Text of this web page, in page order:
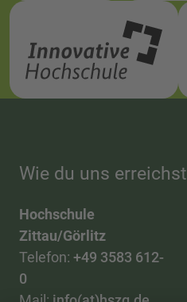
Wie du uns erreichst
Hochschule
Zittau/Görlitz
Telefon: +49 3583 612-
0